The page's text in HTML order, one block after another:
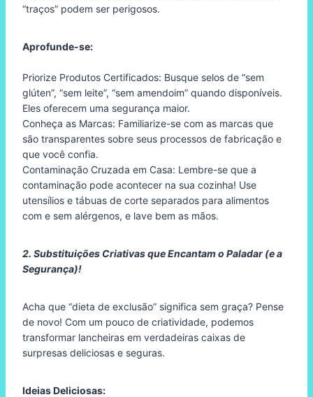
“traços” podem ser perigosos.
Aprofunde-se:
Priorize Produtos Certificados: Busque selos de “sem
glúten”, “sem leite”, “sem amendoim” quando disponíveis.
Eles oferecem uma segurança maior.
Conheça as Marcas: Familiarize-se com as marcas que
são transparentes sobre seus processos de fabricação e
que você confia.
Contaminação Cruzada em Casa: Lembre-se que a
contaminação pode acontecer na sua cozinha! Use
utensílios e tábuas de corte separados para alimentos
com e sem alérgenos, e lave bem as mãos.
2. Substituições Criativas que Encantam o Paladar (e a
Segurança)!
Acha que “dieta de exclusão” significa sem graça? Pense
de novo! Com um pouco de criatividade, podemos
transformar lancheiras em verdadeiras caixas de
surpresas deliciosas e seguras.
Ideias Deliciosas: